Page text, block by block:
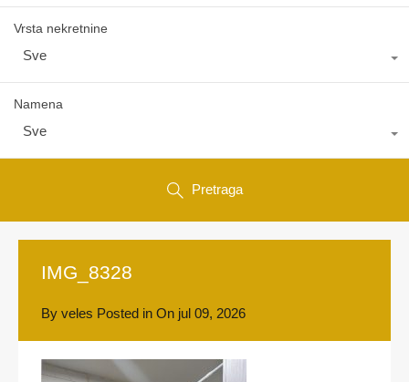
Vrsta nekretnine
Sve
Namena
Sve
Pretraga
IMG_8328
By veles Posted in On jul 09, 2026